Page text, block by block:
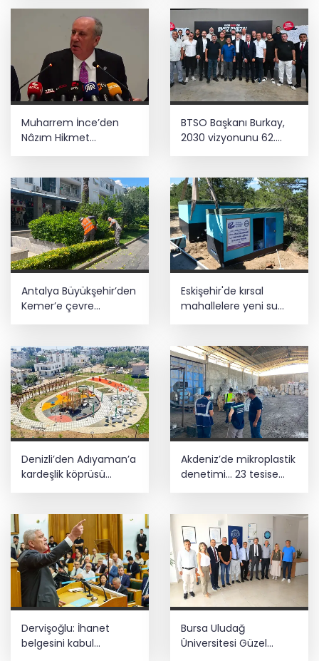
Muharrem İnce’den
Nâzım Hikmet
devam ediyor hâlâ
BTSO Başkanı Burkay,
2030 vizyonunu 62.
Antalya Büyükşehir’den
Kemer’e çevre
düzenleme
Eskişehir'de kırsal
mahallelere yeni su
depoları
Denizli’den Adıyaman’a
kardeşlik köprüsü
kuruldu
Akdeniz’de mikroplastik
denetimi... 23 tesise
47,6 milyon TL ceza!
Dervişoğlu: İhanet
belgesini kabul
Bursa Uludağ
Üniversitesi Güzel